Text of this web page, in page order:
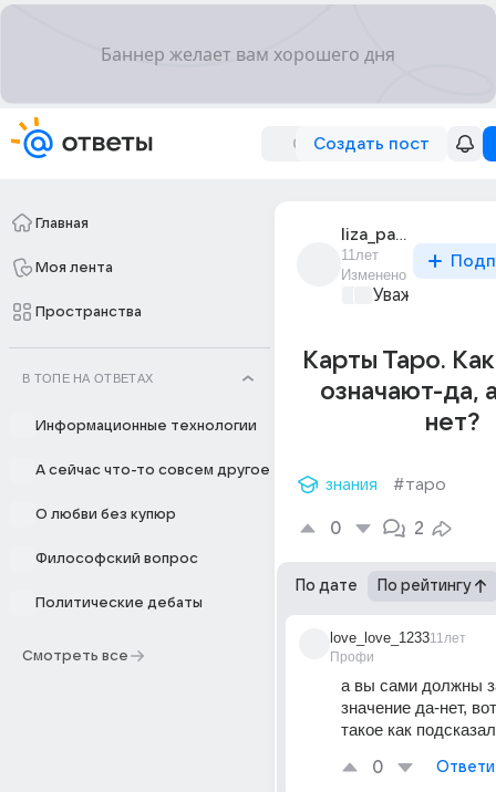
Создать пост
Главная
Моя лента
Пространства
В ТОПЕ НА ОТВЕТАХ
Информационные технологии
А сейчас что-то совсем другое
О любви без купюр
Философский вопрос
Политические дебаты
Смотреть все
liza_pankratova_5
11лет
Изменено
Уважаемый
Карты Таро.
означают-да,
нет?
знания #таро
0 2
По дате По рейтингу
love_love_1233
Профи
11лет
а вы сами должны
значение да-нет,
такое как
0